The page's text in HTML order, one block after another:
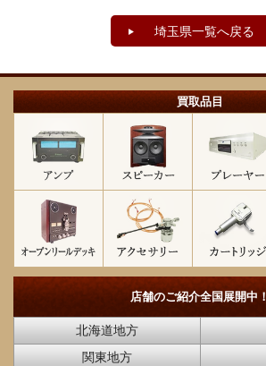
埼玉県一覧へ戻る
買取品目
店舗のご紹介全国展開中！
北海道地方
関東地方